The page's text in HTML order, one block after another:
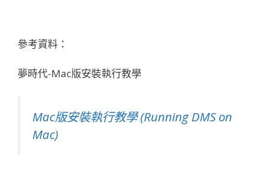
參考資料：
夢時代-Mac版安裝執行教學
Mac版安裝執行教學 (Running DMS on
Mac)